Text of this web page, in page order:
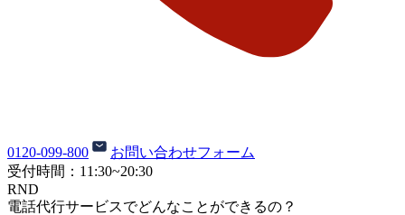
0120-099-800
お問い合わせフォーム
受付時間： 11:30~20:30
RND
電話代行サービスでどんなことができるの？